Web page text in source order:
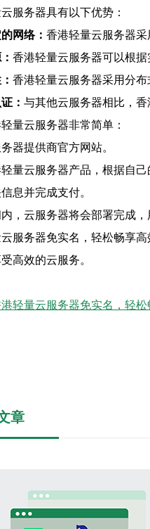
服务器具有以下优势：
网络： 香港轻量云服务器采
香港轻量云服务器可以根
香港轻量云服务器采用分
： 与其他云服务器相比，
量云服务器非常简单：
器提供商官方网站。
量云服务器产品，根据自己
息并完成支付。
，云服务器将会部署完成，
服务器免实名，轻松畅享
高效的云服务。
轻量云服务器免实名，轻
章